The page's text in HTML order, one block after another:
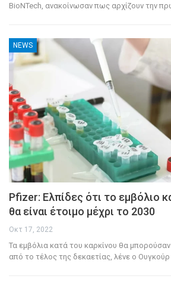
BioNTech, ανακοίνωσαν πως αρχίζουν την
NEWS
Pfizer: Ελπίδες ότι το εμβόλιο
θα είναι έτοιμο μέχρι το 2030
Οκτ 17, 2022
Τα εμβόλια κατά του καρκίνου θα μπορούσαν
από το τέλος της δεκαετίας, λένε ο Ουγκούρ